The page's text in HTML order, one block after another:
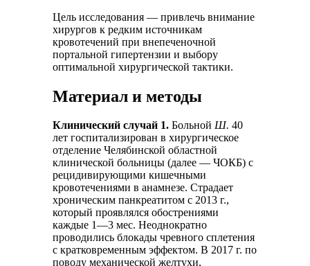
Цель исследования — привлечь внимание
хирургов к редким источникам
кровотечений при внепеченочной
портальной гипертензии и выбору
оптимальной хирургической тактики.
Материал и методы
Клинический случай 1. БольнойШ. 40
лет госпитализирован в хирургическое
отделение Челябинской областной
клинической больницы (далее — ЧОКБ) с
рецидивирующими кишечными
кровотечениями в анамнезе. Страдает
хроническим панкреатитом с 2013 г.,
который проявлялся обострениями
каждые 1—3 мес. Неоднократно
проводились блокады чревного сплетения
с кратковременным эффектом. В 2017 г. по
поводу механической желтухи,